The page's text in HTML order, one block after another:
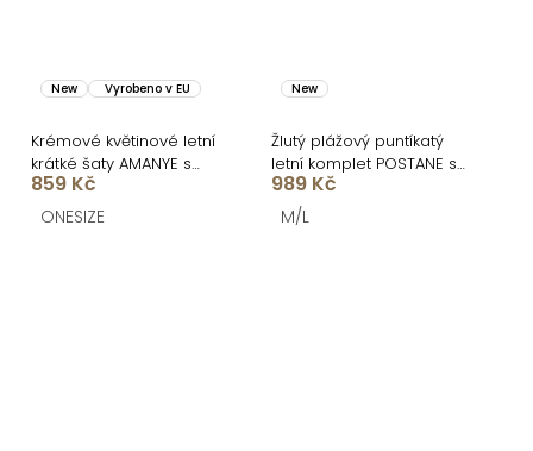
New Vyrobeno v EU
Krémové květinové letní
krátké šaty AMANYE s
kraťásky
859 Kč
ONESIZE
New
Žlutý plážový puntíkatý
letní komplet POSTANE se
sukní
989 Kč
M/L